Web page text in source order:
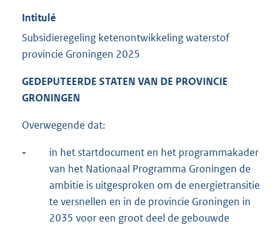
Intitulé
Subsidieregeling ketenontwikkeling waterstof
provincie Groningen 2025
GEDEPUTEERDE STATEN VAN DE PROVINCIE
GRONINGEN
Overwegende dat:
-
in het startdocument en het programmakader
van het Nationaal Programma Groningen de
ambitie is uitgesproken om de energietransitie
te versnellen en in de provincie Groningen in
2035 voor een groot deel de gebouwde